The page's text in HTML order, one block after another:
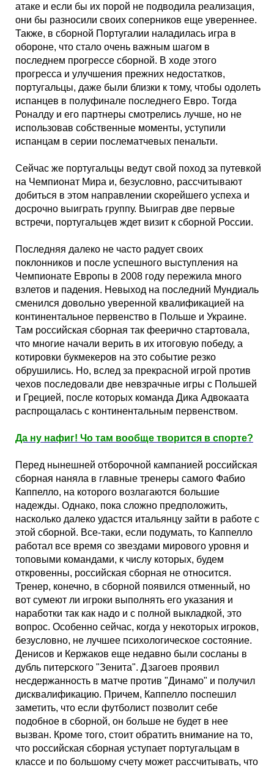
атаке и если бы их порой не подводила реализация,
они бы разносили своих соперников еще увереннее.
Также, в сборной Португалии наладилась игра в
обороне, что стало очень важным шагом в
последнем прогрессе сборной. В ходе этого
прогресса и улучшения прежних недостатков,
португальцы, даже были близки к тому, чтобы одолеть
испанцев в полуфинале последнего Евро. Тогда
Роналду и его партнеры смотрелись лучше, но не
использовав собственные моменты, уступили
испанцам в серии послематчевых пенальти.
Сейчас же португальцы ведут свой поход за путевкой
на Чемпионат Мира и, безусловно, рассчитывают
добиться в этом направлении скорейшего успеха и
досрочно выиграть группу. Выиграв две первые
встречи, португальцев ждет визит к сборной России.
Последняя далеко не часто радует своих
поклонников и после успешного выступления на
Чемпионате Европы в 2008 году пережила много
взлетов и падения. Невыход на последний Мундиаль
сменился довольно уверенной квалификацией на
континентальное первенство в Польше и Украине.
Там российская сборная так феерично стартовала,
что многие начали верить в их итоговую победу, а
котировки букмекеров на это событие резко
обрушились. Но, вслед за прекрасной игрой против
чехов последовали две невзрачные игры с Польшей
и Грецией, после которых команда Дика Адвокаата
распрощалась с континентальным первенством.
Да ну нафиг! Чо там вообще творится в спорте?
Перед нынешней отборочной кампанией российская
сборная наняла в главные тренеры самого Фабио
Каппелло, на которого возлагаются большие
надежды. Однако, пока сложно предположить,
насколько далеко удастся итальянцу зайти в работе с
этой сборной. Все-таки, если подумать, то Каппелло
работал все время со звездами мирового уровня и
топовыми командами, к числу которых, будем
откровенны, российская сборная не относится.
Тренер, конечно, в сборной появился отменный, но
вот сумеют ли игроки выполнять его указания и
наработки так как надо и с полной выкладкой, это
вопрос. Особенно сейчас, когда у некоторых игроков,
безусловно, не лучшее психологическое состояние.
Денисов и Кержаков еще недавно были сосланы в
дубль питерского "Зенита". Дзагоев проявил
несдержанность в матче против "Динамо" и получил
дисквалификацию. Причем, Каппелло поспешил
заметить, что если футболист позволит себе
подобное в сборной, он больше не будет в нее
вызван. Кроме того, стоит обратить внимание на то,
что российская сборная уступает португальцам в
классе и по большому счету может рассчитывать, что